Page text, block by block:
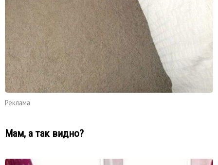
Реклама
Мам, а так видно?